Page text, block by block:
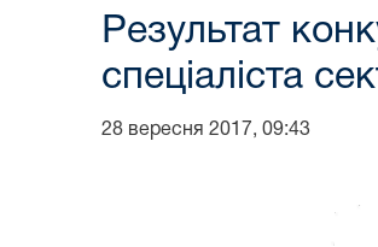
Результат
спеціаліста
28 вересня 2017, 09:43